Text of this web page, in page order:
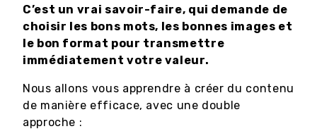
C’est un vrai savoir-faire, qui demande de
choisir les bons mots, les bonnes images et
le bon format pour transmettre
immédiatement votre valeur.
Nous allons vous apprendre à créer du contenu
de manière efficace, avec une double
approche :